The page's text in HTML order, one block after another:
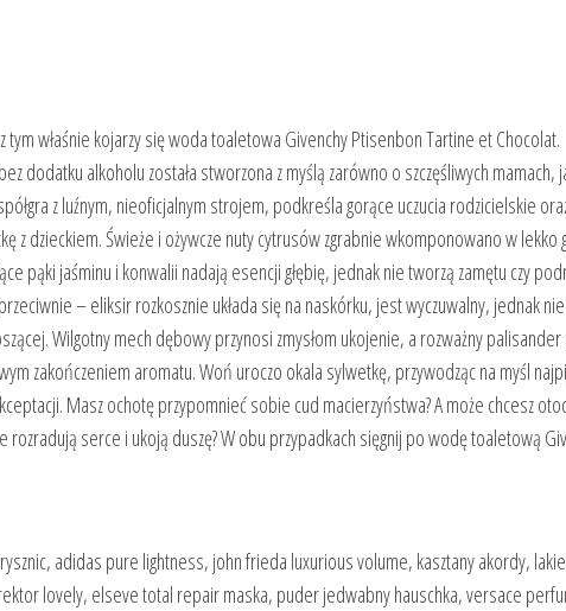
tym właśnie kojarzy się woda toaletowa Givenchy Ptisenbon Tartine et Chocolat.
dodatku alkoholu została stworzona z myślą zarówno o szczęśliwych mamach,
z luźnym, nieoficjalnym strojem, podkreśla gorące uczucia rodzicielskie
z dzieckiem. Świeże i ożywcze nuty cytrusów zgrabnie wkomponowano w lekko
pąki jaśminu i konwalii nadają esencji głębię, jednak nie tworzą zamętu czy
– eliksir rozkosznie układa się na naskórku, jest wyczuwalny, jednak
Wilgotny mech dębowy przynosi zmysłom ukojenie, a rozważny
zakończeniem aromatu. Woń uroczo okala sylwetkę, przywodząc na myśl
Masz ochotę przypomnieć sobie cud macierzyństwa? A może chcesz
serce i ukoją duszę? W obu przypadkach sięgnij po wodę toaletową
adidas pure lightness, john frieda luxurious volume, kasztany akordy,
lovely, elseve total repair maska, puder jedwabny hauschka, versace